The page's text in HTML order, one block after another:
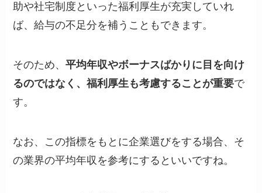
助や社宅制度といった福利厚生が充実していれ
ば、給与の不足分を補うこともできます。
そのため、平均年収やボーナスばかりに目を向け
るのではなく、福利厚生も考慮することが重要で
す。
なお、この指標をもとに企業選びをする場合、そ
の業界の平均年収を参考にするといいですね。